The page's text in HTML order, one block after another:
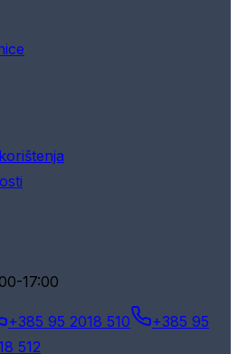
17:00
+385 95 2018 510
+385 95
512